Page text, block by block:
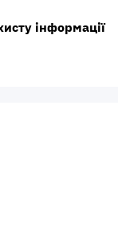
інформації